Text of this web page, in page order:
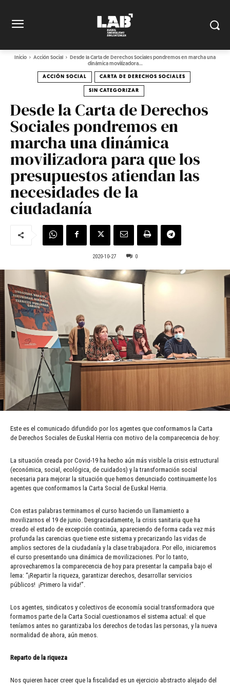
Inicio Acción Social
Desde la Carta de Derechos Sociales pondremos en marcha una
dinámica movilizadora...
ACCIÓN SOCIAL CARTA DE DERECHOS SOCIALES
SIN CATEGORIZAR
Desde la Carta de Derechos
Sociales pondremos en
marcha una dinámica
movilizadora para que los
presupuestos atiendan las
necesidades de la
ciudadanía
2020-10-27 0
Este es el comunicado difundido por los agentes que conformamos la Carta
de Derechos Sociales de Euskal Herria con motivo de la comparecencia de hoy:
La situación creada por Covid-19 ha hecho aún más visible la crisis estructural
(económica, social, ecológica, de cuidados) y la transformación social
necesaria para mejorar la situación que hemos denunciado continuamente los
agentes que conformamos la Carta Social de Euskal Herria.
Con estas palabras terminamos el curso haciendo un llamamiento a
movilizarnos el 19 de junio. Desgraciadamente, la crisis sanitaria que ha
creado el estado de excepción continúa, apareciendo de forma cada vez más
profunda las carencias que tiene este sistema y precarizando las vidas de
amplios sectores de la ciudadanía y la clase trabajadora. Por ello, iniciaremos
el curso presentando una dinámica de movilizaciones. Por lo tanto,
aprovecharemos la comparecencia de hoy para presentar la campaña bajo el
lema: “¡Repartir la riqueza, garantizar derechos, desarrollar servicios
públicos! ¡Primero la vida!”.
Los agentes, sindicatos y colectivos de economía social transformadora que
formamos parte de la Carta Social cuestionamos el sistema actual: el que
teníamos antes no garantizaba los derechos de todas las personas, y la nueva
normalidad de ahora, aún menos.
Reparto de la riqueza
Nos quieren hacer creer que la fiscalidad es un ejercicio abstracto alejado del